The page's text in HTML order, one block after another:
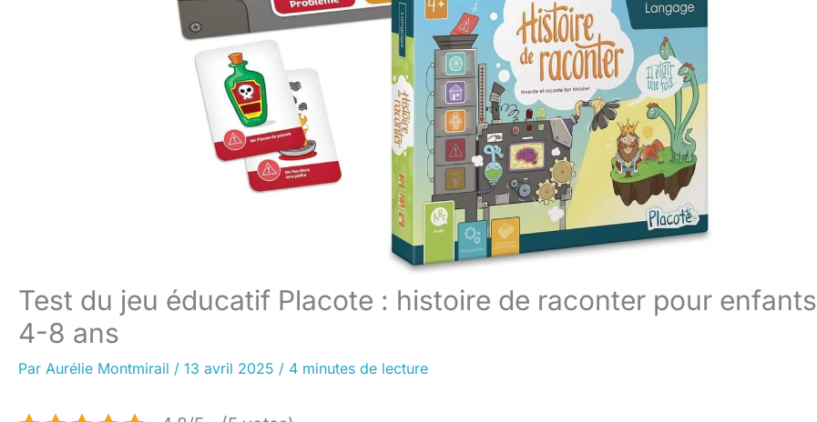
Test du jeu éducatif Placote : histoire de raconter pour enfants
4-8 ans
Par Aurélie Montmirail / 13 avril 2025 / 4 minutes de lecture